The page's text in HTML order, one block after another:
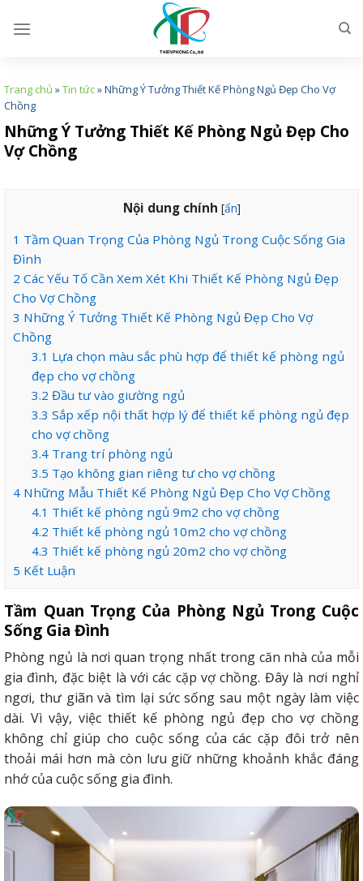
Trang chủ »Tin tức»Những Ý Tưởng Thiết Kế Phòng Ngủ Đẹp Cho Vợ
Chồng
Những Ý Tưởng Thiết Kế Phòng Ngủ Đẹp Cho
Vợ Chồng
Nội dung chính [ẩn]
1 Tầm Quan Trọng Của Phòng Ngủ Trong Cuộc Sống Gia
Đình
2 Các Yếu Tố Cần Xem Xét Khi Thiết Kế Phòng Ngủ Đẹp
Cho Vợ Chồng
3 Những Ý Tưởng Thiết Kế Phòng Ngủ Đẹp Cho Vợ
Chồng
3.1 Lựa chọn màu sắc phù hợp để thiết kế phòng ngủ
đẹp cho vợ chồng
3.2 Đầu tư vào giường ngủ
3.3 Sắp xếp nội thất hợp lý để thiết kế phòng ngủ đẹp
cho vợ chồng
3.4Trang trí phòng ngủ
3.5 Tạo không gian riêng tư cho vợ chồng
4 Những Mẫu Thiết Kế Phòng Ngủ Đẹp Cho Vợ Chồng
4.1 Thiết kế phòng ngủ 9m2 cho vợ chồng
4.2 Thiết kế phòng ngủ 10m2 cho vợ chồng
4.3 Thiết kế phòng ngủ 20m2 cho vợ chồng
5 Kết Luận
Tầm Quan Trọng Của Phòng Ngủ Trong Cuộc
Sống Gia Đình
Phòng ngủ là nơi quan trọng nhất trong căn nhà của mỗi
gia đình, đặc biệt là với các cặp vợ chồng. Đây là nơi nghỉ
ngơi, thư giãn và tìm lại sức sống sau một ngày làm việc
dài. Vì vậy, việc thiết kế phòng ngủ đẹp cho vợ chồng
không chỉ giúp cho cuộc sống của các cặp đôi trở nên
thoải mái hơn mà còn lưu giữ những khoảnh khắc đáng
nhớ của cuộc sống gia đình.